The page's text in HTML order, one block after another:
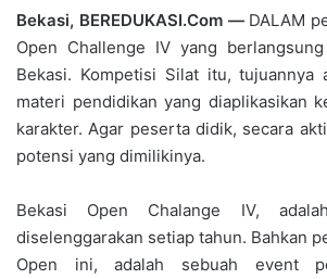
Bekasi, BEREDUKASI.Com —DALAM
Open Challenge IV yang
Bekasi. Kompetisi Silat itu, tujuannya
materi pendidikan yang diaplikasikan
karakter. Agar peserta didik, secara
potensi yang dimilikinya.
Bekasi Open Chalange IV,
diselenggarakan setiap tahun. Bahkan
Open ini, adalah sebuah event